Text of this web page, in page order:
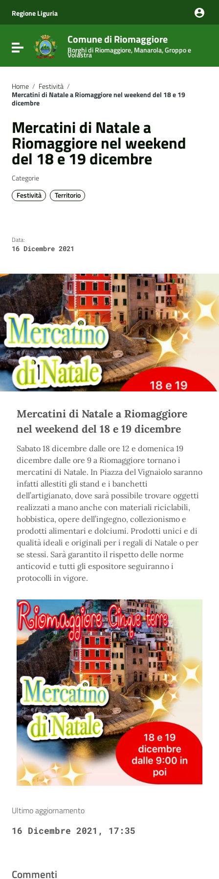
Vai al menu di navigazione
Vai al footer
Regione Liguria
Attiva / disattiva la navigazione
Comune di Riomaggiore
Borghi di Riomaggiore, Manarola, Groppo e
Volastra
Home / Festività /
Mercatini di Natale a Riomaggiore nel weekend del 18 e 19
dicembre
Mercatini di Natale a
Riomaggiore nel weekend
del 18 e 19 dicembre
Categorie
Festività
Territorio
Data:
16 Dicembre 2021
Mercatini di Natale a Riomaggiore
nel weekend del 18 e 19 dicembre
Sabato 18 dicembre dalle ore 12 e domenica 19
dicembre dalle ore 9 a Riomaggiore tornano i
mercatini di Natale. In Piazza del Vignaiolo saranno
infatti allestiti gli stand e i banchetti
dell’artigianato, dove sarà possibile trovare oggetti
realizzati a mano anche con materiali riciclabili,
hobbistica, opere dell’ingegno, collezionismo e
prodotti alimentari e dolciumi. Prodotti unici e di
qualità ideali e originali per i regali di Natale o per
se stessi. Sarà garantito il rispetto delle norme
anticovid e tutti gli espositore seguiranno i
protocolli in vigore.
Ultimo aggiornamento
16 Dicembre 2021, 17:35
Commenti